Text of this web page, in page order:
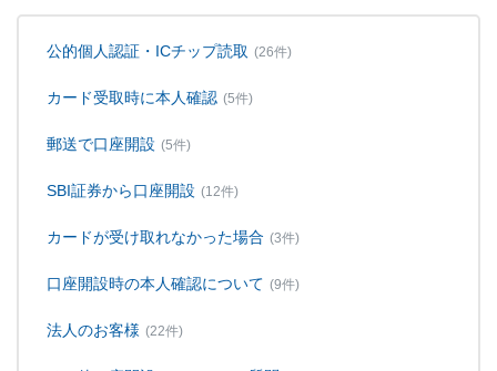
公的個人認証・ICチップ読取 (26件)
カード受取時に本人確認 (5件)
郵送で口座開設 (5件)
SBI証券から口座開設 (12件)
カードが受け取れなかった場合 (3件)
口座開設時の本人確認について (9件)
法人のお客様 (22件)